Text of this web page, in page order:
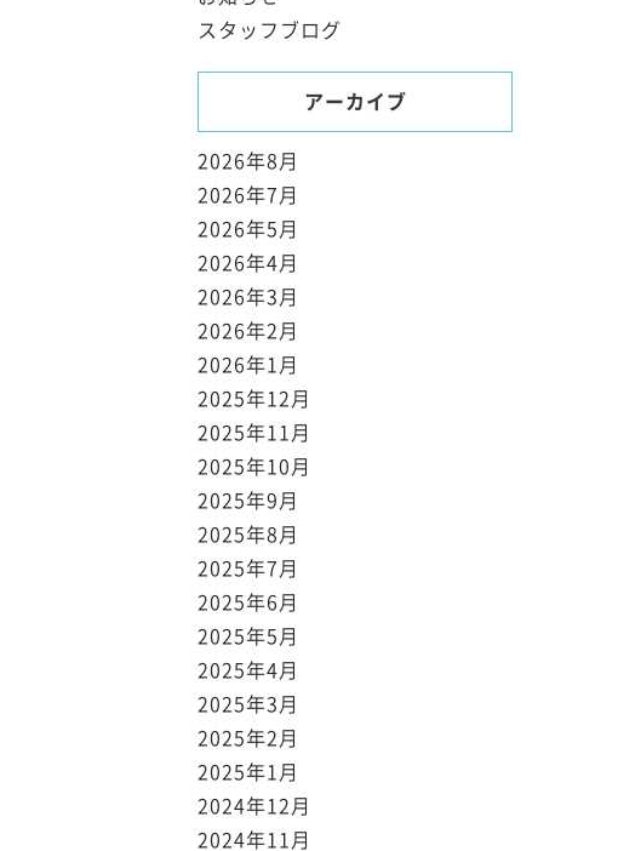
スタッフブログ
アーカイブ
2026年8月
2026年7月
2026年5月
2026年4月
2026年3月
2026年2月
2026年1月
2025年12月
2025年11月
2025年10月
2025年9月
2025年8月
2025年7月
2025年6月
2025年5月
2025年4月
2025年3月
2025年2月
2025年1月
2024年12月
2024年11月